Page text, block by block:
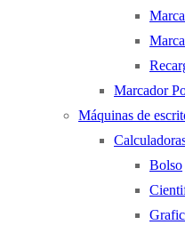
Marcador
Máquinas de
Bolso